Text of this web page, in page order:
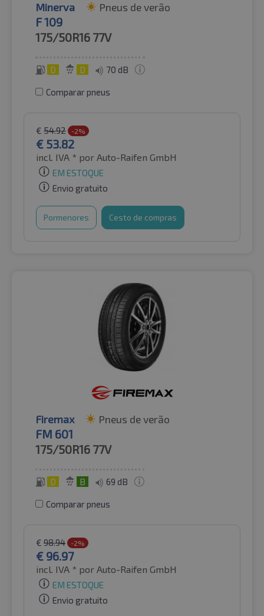
Minerva Pneus de verão
F 109
175/50R16 77V
D D 70 dB
Comparar pneus
€ 54.92 -2%
€ 53.82
incl. IVA * por Auto-Raifen GmbH
EM ESTOQUE
Envio gratuito
Pormenores Cesto de compras
Firemax Pneus de verão
FM 601
175/50R16 77V
D B 69 dB
Comparar pneus
€ 98.94 -2%
€ 96.97
incl. IVA * por Auto-Raifen GmbH
EM ESTOQUE
Envio gratuito